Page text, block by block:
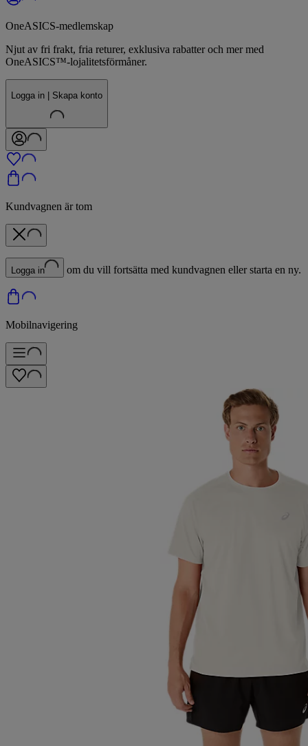
OneASICS-medlemskap
Njut av fri frakt, fria returer, exklusiva rabatter och mer med
OneASICS™-lojalitetsförmåner.
Logga in | Skapa konto
Kundvagnen är tom
Logga in om du vill fortsätta med kundvagnen eller starta en ny.
Mobilnavigering